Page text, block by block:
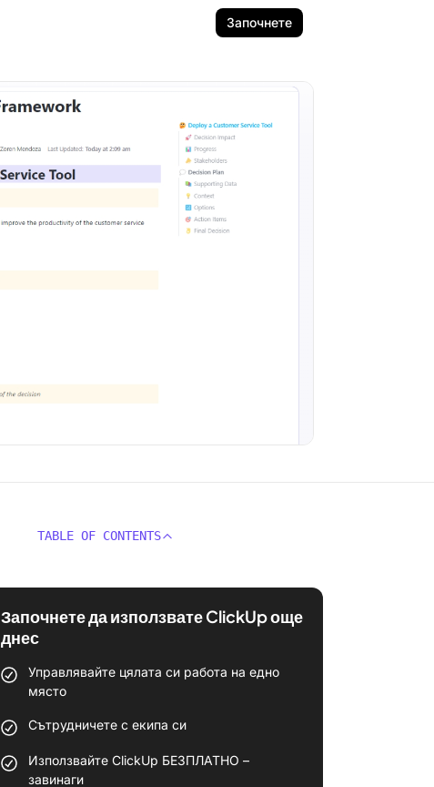
Започнете
TABLE OF CONTENTS
Започнете да използвате ClickUp още
днес
Управлявайте цялата си работа на едно
място
Сътрудничете с екипа си
Използвайте ClickUp БЕЗПЛАТНО –
завинаги